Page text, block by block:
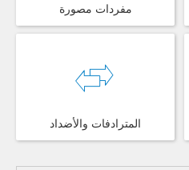
مفردات مصورة
المترادفات والأضداد